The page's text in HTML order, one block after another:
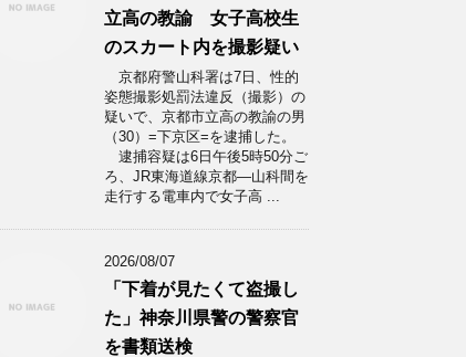
立高の教諭 女子高校生
のスカート内を撮影疑い
京都府警山科署は7日、性的
姿態撮影処罰法違反（撮影）の
疑いで、京都市立高の教諭の男
（30）=下京区=を逮捕した。
逮捕容疑は6日午後5時50分ご
ろ、JR東海道線京都―山科間を
走行する電車内で女子高 ...
2026/08/07
「下着が見たくて盗撮し
た」神奈川県警の警察官
を書類送検